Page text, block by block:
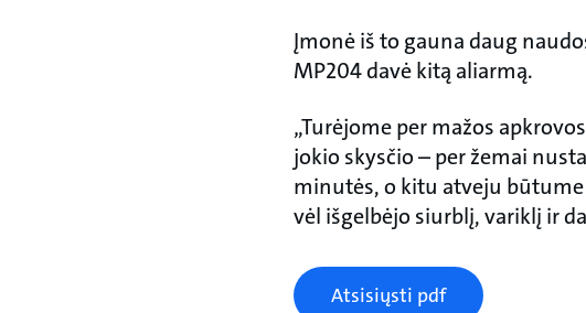
Įmonė iš to gauna daug
MP204 davė kitą aliarmą.
„Turėjome per mažos
jokio skysčio – per žemai
minutės, o kitu atveju būtume
vėl išgelbėjo siurblį, variklį ir
Atsisiųsti pdf